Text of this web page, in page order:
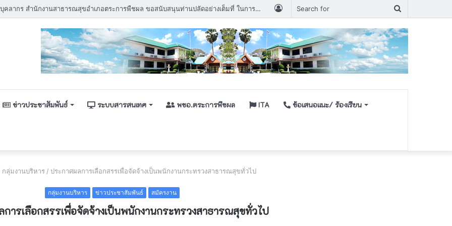
ประกาศรายชื่อผู้มีสิทธิเข้ารับการเลือกสรรพนักงานกระทรวงสาธารณสุขกำหนดวัน เวลา สถานที่ ในการประเมินสมรรถนะ ครั้งที่ ๑
for
Log
In
ข่าวประชาสัมพันธ์ ระบบสารสนเทศ พชอ.ตระการพืชผล ITA ข้อเสนอเเนะ/ ร้องเรียน
กลุ่มงานบริหาร / ประกาศผลการเลือกสรรเพื่อจัดจ้างเป็นพนักงานกระทรวงสาธารณสุขทั่วไป
กลุ่มงานบริหาร ข่าวประชาสัมพันธ์ สมัครงาน
การเลือกสรรเพื่อจัดจ้างเป็นพนักงานกระทรวงสาธารณสุขทั่วไป